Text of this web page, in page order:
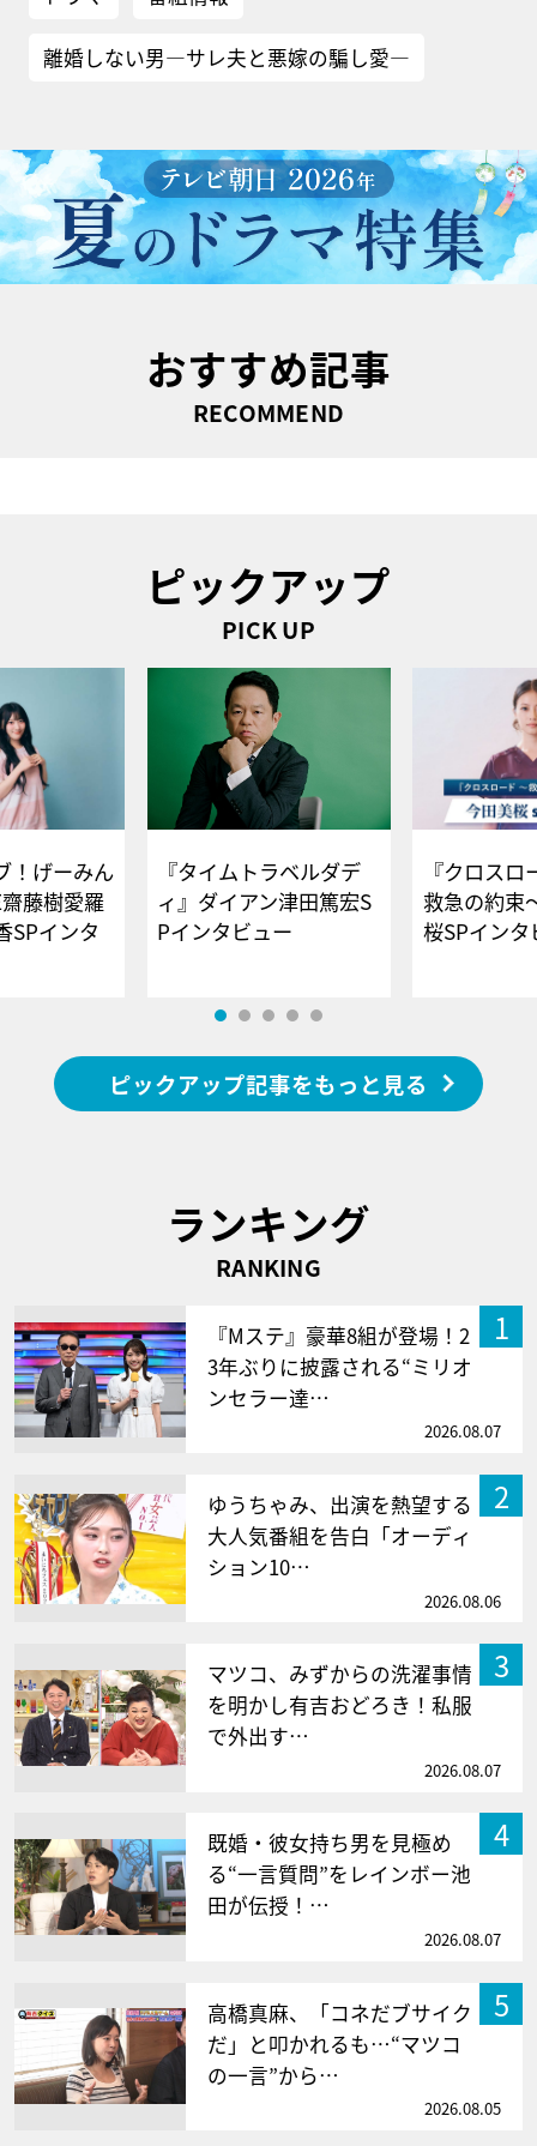
離婚しない男―サレ夫と悪嫁の騙し愛―
おすすめ記事
RECOMMEND
ピックアップ
PICK UP
！げーみん
藤樹愛羅
SPインタ
『タイムトラベルダデ
ィ』ダイアン津田篤宏S
Pインタビュー
『クロス
救急の約束
桜SPイ
ピックアップ記事をもっと見る
ランキング
RANKING
1
『Mステ』豪華8組が登場！2
3年ぶりに披露される“ミリオ
ンセラー達…
2026.08.07
2
ゆうちゃみ、出演を熱望する
大人気番組を告白「オーディ
ション10…
2026.08.06
3
マツコ、みずからの洗濯事情
を明かし有吉おどろき！私服
で外出す…
2026.08.07
4
既婚・彼女持ち男を見極め
る“一言質問”をレインボー池
田が伝授！…
2026.08.07
5
高橋真麻、「コネだブサイク
だ」と叩かれるも…“マツコ
の一言”から…
2026.08.05